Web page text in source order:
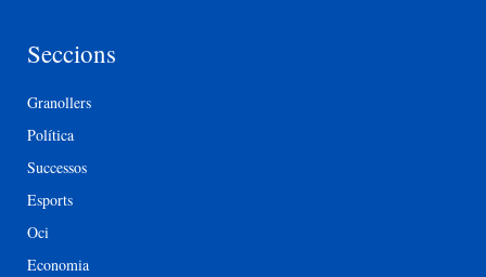
Seccions
Granollers
Política
Successos
Esports
Oci
Economia